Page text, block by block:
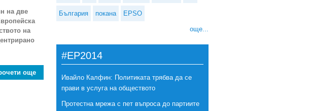
на две
на
още
България покана EPSO
още...
#EP2014
Ивайло Калфин: Политиката трябва да се
прави в услуга на обществото
Протестна мрежа с пет въпроса до партиите